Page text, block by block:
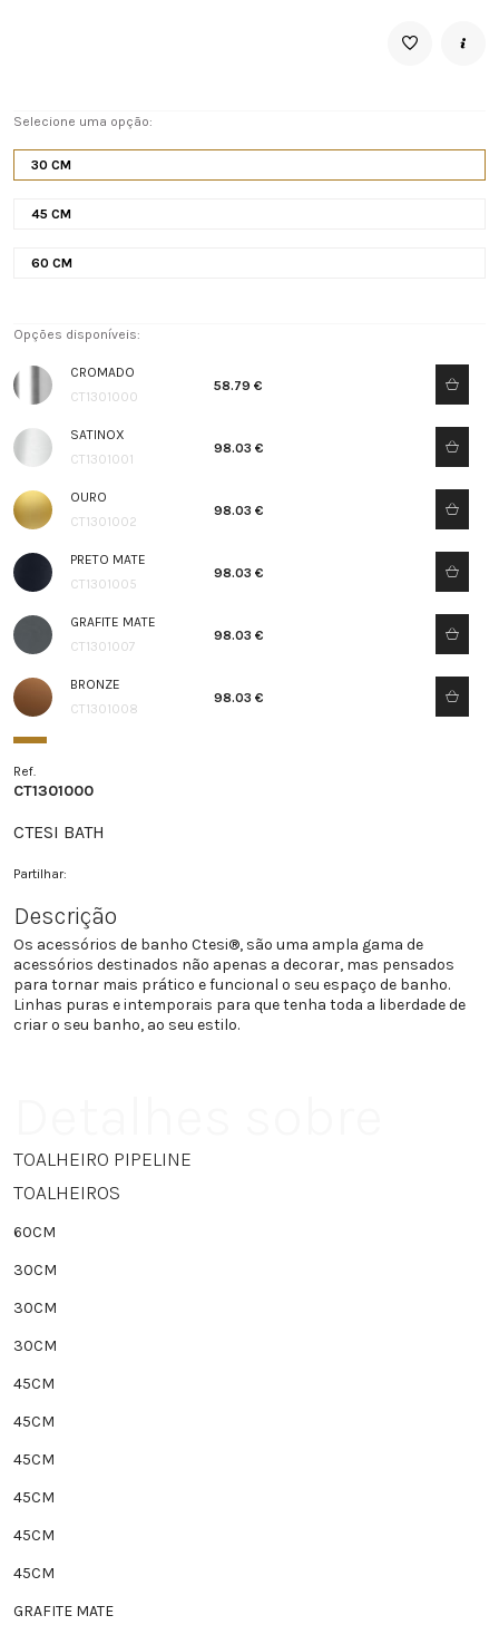
Selecione uma opção:
30 CM
45 CM
60 CM
Opções disponíveis:
CROMADO
CT1301000
58.79 €
SATINOX
CT1301001
98.03 €
OURO
CT1301002
98.03 €
PRETO MATE
CT1301005
98.03 €
GRAFITE MATE
CT1301007
98.03 €
BRONZE
CT1301008
98.03 €
Ref.
CT1301000
CTESI BATH
Partilhar:
Descrição
Os acessórios de banho Ctesi®, são uma ampla gama de
acessórios destinados não apenas a decorar, mas pensados
para tornar mais prático e funcional o seu espaço de banho.
Linhas puras e intemporais para que tenha toda a liberdade de
criar o seu banho, ao seu estilo.
TOALHEIRO PIPELINE
TOALHEIROS
60CM
30CM
30CM
30CM
45CM
45CM
45CM
45CM
45CM
45CM
GRAFITE MATE